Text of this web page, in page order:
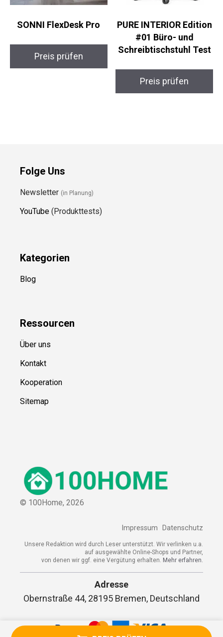
SONNI FlexDesk Pro
Preis prüfen
PURE INTERIOR Edition
#01 Büro- und
Schreibtischstuhl Test
Preis prüfen
Folge Uns
Newsletter (in Planung)
YouTube (Produkttests)
Kategorien
Blog
Ressourcen
Über uns
Kontakt
Kooperation
Sitemap
© 100Home, 2026
Impressum Datenschutz
Unsere Redaktion wird durch Leser unterstützt. Wir verlinken u.a.
auf ausgewählte Online-Shops und Partner,
von denen wir ggf. eine Vergütung erhalten. Mehr erfahren.
Adresse
Obernstraße 44, 28195 Bremen, Deutschland